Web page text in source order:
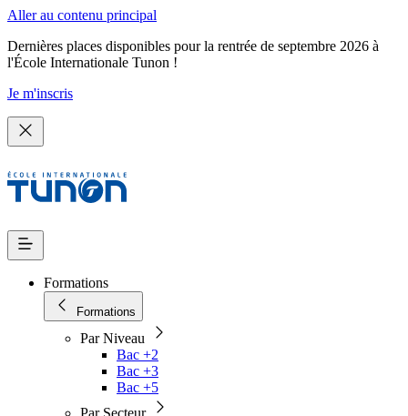
Aller au contenu principal
Dernières places disponibles pour la rentrée de septembre 2026 à
l'École Internationale Tunon !
Je m'inscris
Formations
Formations
Par Niveau
Bac +2
Bac +3
Bac +5
Par Secteur